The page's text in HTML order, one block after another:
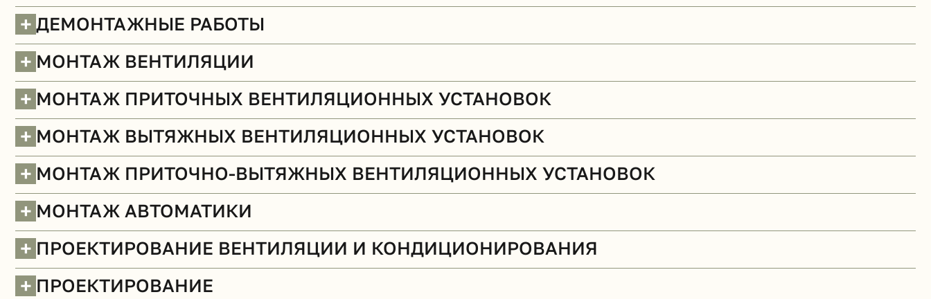
+ ДЕМОНТАЖНЫЕ РАБОТЫ
Полы (демонтаж)
+ МОНТАЖ ВЕНТИЛЯЦИИ
+ МОНТАЖ ПРИТОЧНЫХ ВЕНТИЛЯЦИОННЫХ УСТАНОВОК
+ МОНТАЖ ВЫТЯЖНЫХ ВЕНТИЛЯЦИОННЫХ УСТАНОВОК
+ МОНТАЖ ПРИТОЧНО-ВЫТЯЖНЫХ ВЕНТИЛЯЦИОННЫХ УСТАНОВОК
+ МОНТАЖ АВТОМАТИКИ
+ ПРОЕКТИРОВАНИЕ ВЕНТИЛЯЦИИ И КОНДИЦИОНИРОВАНИЯ
+ ПРОЕКТИРОВАНИЕ